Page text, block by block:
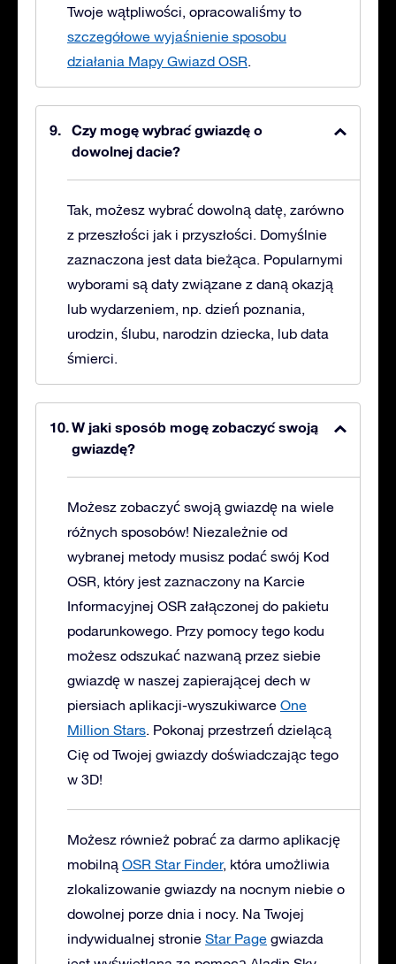
Twoje wątpliwości, opracowaliśmy to
szczegółowe wyjaśnienie sposobu
działania Mapy Gwiazd OSR.
Czy mogę wybrać gwiazdę o
dowolnej dacie?
Tak, możesz wybrać dowolną datę, zarówno
z przeszłości jak i przyszłości. Domyślnie
zaznaczona jest data bieżąca. Popularnymi
wyborami są daty związane z daną okazją
lub wydarzeniem, np. dzień poznania,
urodzin, ślubu, narodzin dziecka, lub data
śmierci.
W jaki sposób mogę zobaczyć swoją
gwiazdę?
Możesz zobaczyć swoją gwiazdę na wiele
różnych sposobów! Niezależnie od
wybranej metody musisz podać swój Kod
OSR, który jest zaznaczony na Karcie
Informacyjnej OSR załączonej do pakietu
podarunkowego. Przy pomocy tego kodu
możesz odszukać nazwaną przez siebie
gwiazdę w naszej zapierającej dech w
piersiach aplikacji-wyszukiwarce One
Million Stars. Pokonaj przestrzeń dzielącą
Cię od Twojej gwiazdy doświadczając tego
w 3D!
Możesz również pobrać za darmo aplikację
mobilną OSR Star Finder, która umożliwia
zlokalizowanie gwiazdy na nocnym niebie o
dowolnej porze dnia i nocy. Na Twojej
indywidualnej stronie Star Page gwiazda